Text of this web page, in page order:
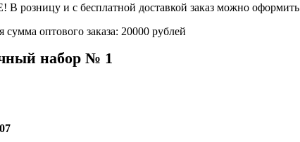
и с бесплатной доставкой заказ можно оформить
оптового заказа: 20000 рублей
набор № 1